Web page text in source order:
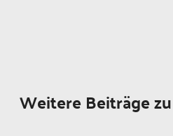
Weitere Beiträge